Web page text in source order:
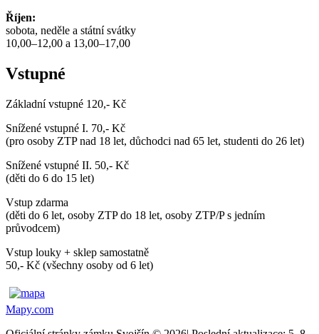
Říjen:
sobota, neděle a státní svátky
10,00–12,00 a 13,00–17,00
Vstupné
Základní vstupné 120,- Kč
Snížené vstupné I. 70,- Kč
(pro osoby ZTP nad 18 let, důchodci nad 65 let, studenti do 26 let)
Snížené vstupné II. 50,- Kč
(děti do 6 do 15 let)
Vstup zdarma
(děti do 6 let, osoby ZTP do 18 let, osoby ZTP/P s jedním
průvodcem)
Vstup louky + sklep samostatně
50,- Kč (všechny osoby od 6 let)
Mapy.com